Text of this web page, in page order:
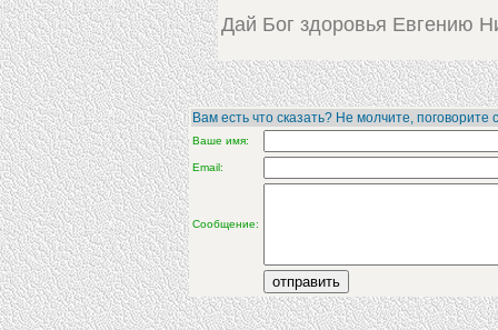
Дай Бог здоровья Евгению
Вам есть что сказать? Не молчите, поговорите
Ваше имя:
Email:
Сообщение: